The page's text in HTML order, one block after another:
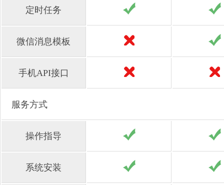
定时任务
微信消息模板
手机API接口
服务方式
操作指导
系统安装